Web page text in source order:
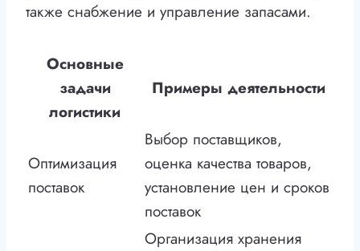
также снабжение и управление запасами.
Основные
задачи
логистики
Примеры деятельности
Оптимизация
поставок
Выбор поставщиков,
оценка качества товаров,
установление цен и сроков
поставок
Организация хранения